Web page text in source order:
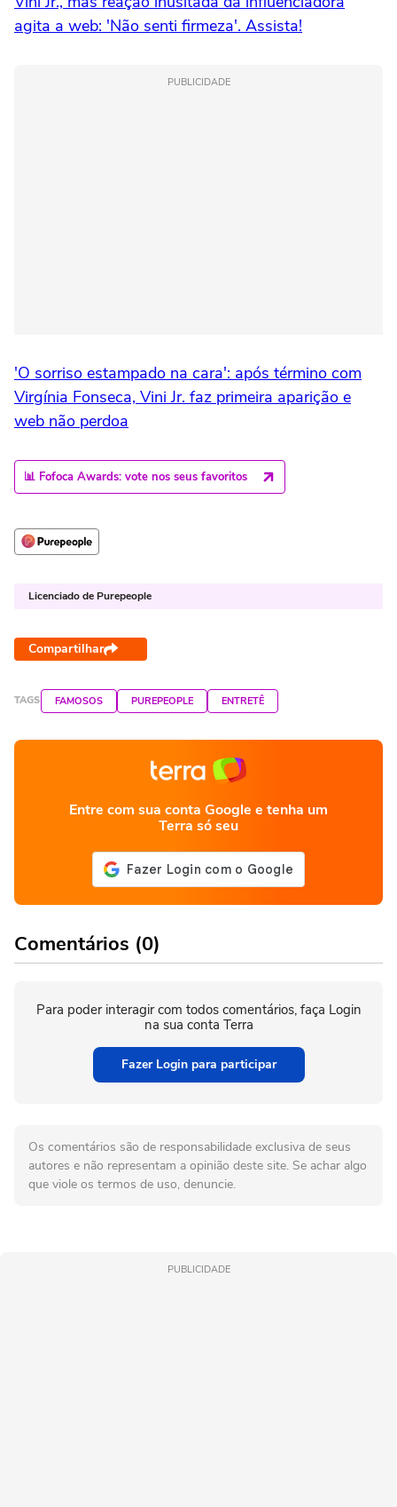
agita a web: 'Não senti firmeza'. Assista!
PUBLICIDADE
'O sorriso estampado na cara': após término com
Virgínia Fonseca, Vini Jr. faz primeira aparição e
web não perdoa
📊 Fofoca Awards: vote nos seus favoritos
Licenciado de Purepeople
Compartilhar
TAGS FAMOSOS PUREPEOPLE ENTRETÊ
Entre com sua conta Google e tenha um
Terra só seu
Comentários (0)
Para poder interagir com todos comentários, faça Login
na sua conta Terra
Fazer Login para participar
Os comentários são de responsabilidade exclusiva de seus
autores e não representam a opinião deste site. Se achar algo
que viole os termos de uso, denuncie.
PUBLICIDADE